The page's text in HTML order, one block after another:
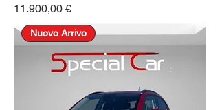
Prezzo
11.900,00 €
Nuovo Arrivo